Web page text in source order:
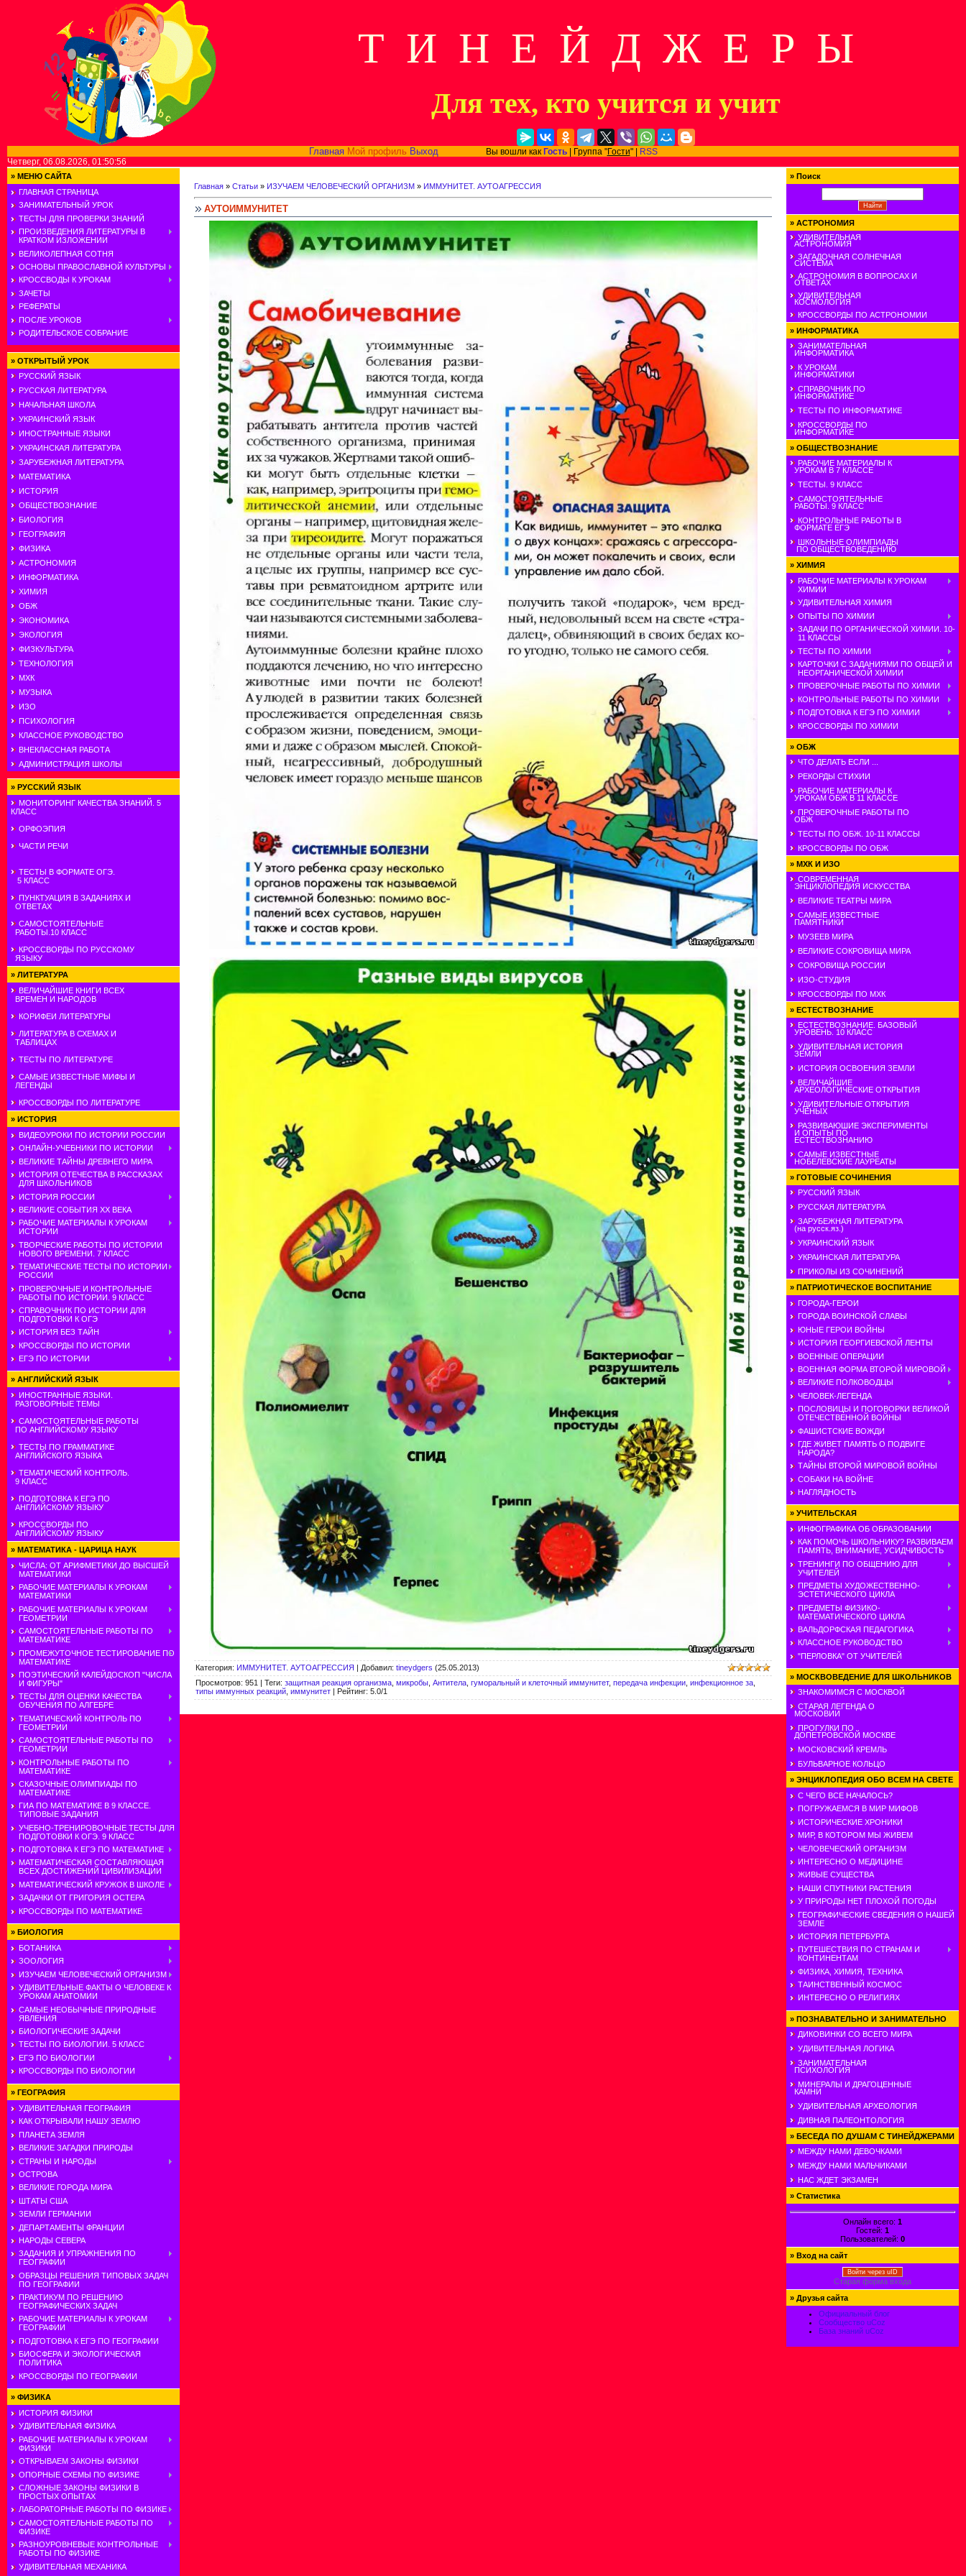
Т И Н Е Й Д Ж Е Р Ы
Для тех, кто учится и учит
Главная Мой профиль ВыходВы вошли как Гость| Группа "Гости" |
RSS
Четверг, 06.08.2026, 01:50:56
» МЕНЮ САЙТА
ГЛАВНАЯ СТРАНИЦА
ЗАНИМАТЕЛЬНЫЙ УРОК
ТЕСТЫ ДЛЯ ПРОВЕРКИ ЗНАНИЙ
ПРОИЗВЕДЕНИЯ ЛИТЕРАТУРЫ В
КРАТКОМ ИЗЛОЖЕНИИ
ВЕЛИКОЛЕПНАЯ СОТНЯ
ОСНОВЫ ПРАВОСЛАВНОЙ КУЛЬТУРЫ
КРОССВОДЫ К УРОКАМ
ЗАЧЕТЫ
РЕФЕРАТЫ
ПОСЛЕ УРОКОВ
РОДИТЕЛЬСКОЕ СОБРАНИЕ
» ОТКРЫТЫЙ УРОК
РУССКИЙ ЯЗЫК
РУССКАЯ ЛИТЕРАТУРА
НАЧАЛЬНАЯ ШКОЛА
УКРАИНСКИЙ ЯЗЫК
ИНОСТРАННЫЕ ЯЗЫКИ
УКРАИНСКАЯ ЛИТЕРАТУРА
ЗАРУБЕЖНАЯ ЛИТЕРАТУРА
МАТЕМАТИКА
ИСТОРИЯ
ОБЩЕСТВОЗНАНИЕ
БИОЛОГИЯ
ГЕОГРАФИЯ
ФИЗИКА
АСТРОНОМИЯ
ИНФОРМАТИКА
ХИМИЯ
ОБЖ
ЭКОНОМИКА
ЭКОЛОГИЯ
ФИЗКУЛЬТУРА
ТЕХНОЛОГИЯ
МХК
МУЗЫКА
ИЗО
ПСИХОЛОГИЯ
КЛАССНОЕ РУКОВОДСТВО
ВНЕКЛАССНАЯ РАБОТА
АДМИНИСТРАЦИЯ ШКОЛЫ
» РУССКИЙ ЯЗЫК
МОНИТОРИНГ КАЧЕСТВА ЗНАНИЙ. 5
КЛАСС
ОРФОЭПИЯ
ЧАСТИ РЕЧИ
ТЕСТЫ В ФОРМАТЕ ОГЭ.
5 КЛАСС
ПУНКТУАЦИЯ В ЗАДАНИЯХ И
ОТВЕТАХ
САМОСТОЯТЕЛЬНЫЕ
РАБОТЫ.10 КЛАСС
КРОССВОРДЫ ПО РУССКОМУ
ЯЗЫКУ
» ЛИТЕРАТУРА
ВЕЛИЧАЙШИЕ КНИГИ ВСЕХ
ВРЕМЕН И НАРОДОВ
КОРИФЕИ ЛИТЕРАТУРЫ
ЛИТЕРАТУРА В СХЕМАХ И
ТАБЛИЦАХ
ТЕСТЫ ПО ЛИТЕРАТУРЕ
САМЫЕ ИЗВЕСТНЫЕ МИФЫ И
ЛЕГЕНДЫ
КРОССВОРДЫ ПО ЛИТЕРАТУРЕ
» ИСТОРИЯ
ВИДЕОУРОКИ ПО ИСТОРИИ РОССИИ
ОНЛАЙН-УЧЕБНИКИ ПО ИСТОРИИ
ВЕЛИКИЕ ТАЙНЫ ДРЕВНЕГО МИРА
ИСТОРИЯ ОТЕЧЕСТВА В РАССКАЗАХ
ДЛЯ ШКОЛЬНИКОВ
ИСТОРИЯ РОССИИ
ВЕЛИКИЕ СОБЫТИЯ ХХ ВЕКА
РАБОЧИЕ МАТЕРИАЛЫ К УРОКАМ
ИСТОРИИ
ТВОРЧЕСКИЕ РАБОТЫ ПО ИСТОРИИ
НОВОГО ВРЕМЕНИ. 7 КЛАСС
ТЕМАТИЧЕСКИЕ ТЕСТЫ ПО ИСТОРИИ
РОССИИ
ПРОВЕРОЧНЫЕ И КОНТРОЛЬНЫЕ
РАБОТЫ ПО ИСТОРИИ. 9 КЛАСС
СПРАВОЧНИК ПО ИСТОРИИ ДЛЯ
ПОДГОТОВКИ К ОГЭ
ИСТОРИЯ БЕЗ ТАЙН
КРОССВОРДЫ ПО ИСТОРИИ
ЕГЭ ПО ИСТОРИИ
» АНГЛИЙСКИЙ ЯЗЫК
ИНОСТРАННЫЕ ЯЗЫКИ.
РАЗГОВОРНЫЕ ТЕМЫ
САМОСТОЯТЕЛЬНЫЕ РАБОТЫ
ПО АНГЛИЙСКОМУ ЯЗЫКУ
ТЕСТЫ ПО ГРАММАТИКЕ
АНГЛИЙСКОГО ЯЗЫКА
ТЕМАТИЧЕСКИЙ КОНТРОЛЬ.
9 КЛАСС
ПОДГОТОВКА К ЕГЭ ПО
АНГЛИЙСКОМУ ЯЗЫКУ
КРОССВОРДЫ ПО
АНГЛИЙСКОМУ ЯЗЫКУ
» МАТЕМАТИКА - ЦАРИЦА НАУК
ЧИСЛА: ОТ АРИФМЕТИКИ ДО ВЫСШЕЙ
МАТЕМАТИКИ
РАБОЧИЕ МАТЕРИАЛЫ К УРОКАМ
МАТЕМАТИКИ
РАБОЧИЕ МАТЕРИАЛЫ К УРОКАМ
ГЕОМЕТРИИ
САМОСТОЯТЕЛЬНЫЕ РАБОТЫ ПО
МАТЕМАТИКЕ
ПРОМЕЖУТОЧНОЕ ТЕСТИРОВАНИЕ ПО
МАТЕМАТИКЕ
ПОЭТИЧЕСКИЙ КАЛЕЙДОСКОП "ЧИСЛА
И ФИГУРЫ"
ТЕСТЫ ДЛЯ ОЦЕНКИ КАЧЕСТВА
ОБУЧЕНИЯ ПО АЛГЕБРЕ
ТЕМАТИЧЕСКИЙ КОНТРОЛЬ ПО
ГЕОМЕТРИИ
САМОСТОЯТЕЛЬНЫЕ РАБОТЫ ПО
ГЕОМЕТРИИ
КОНТРОЛЬНЫЕ РАБОТЫ ПО
МАТЕМАТИКЕ
СКАЗОЧНЫЕ ОЛИМПИАДЫ ПО
МАТЕМАТИКЕ
ГИА ПО МАТЕМАТИКЕ В 9 КЛАССЕ.
ТИПОВЫЕ ЗАДАНИЯ
УЧЕБНО-ТРЕНИРОВОЧНЫЕ ТЕСТЫ ДЛЯ
ПОДГОТОВКИ К ОГЭ. 9 КЛАСС
ПОДГОТОВКА К ЕГЭ ПО МАТЕМАТИКЕ
МАТЕМАТИЧЕСКАЯ СОСТАВЛЯЮЩАЯ
ВСЕХ ДОСТИЖЕНИЙ ЦИВИЛИЗАЦИИ
МАТЕМАТИЧЕСКИЙ КРУЖОК В ШКОЛЕ
ЗАДАЧКИ ОТ ГРИГОРИЯ ОСТЕРА
КРОССВОРДЫ ПО МАТЕМАТИКЕ
» БИОЛОГИЯ
БОТАНИКА
ЗООЛОГИЯ
ИЗУЧАЕМ ЧЕЛОВЕЧЕСКИЙ ОРГАНИЗМ
УДИВИТЕЛЬНЫЕ ФАКТЫ О ЧЕЛОВЕКЕ К
УРОКАМ АНАТОМИИ
САМЫЕ НЕОБЫЧНЫЕ ПРИРОДНЫЕ
ЯВЛЕНИЯ
БИОЛОГИЧЕСКИЕ ЗАДАЧИ
ТЕСТЫ ПО БИОЛОГИИ. 5 КЛАСС
ЕГЭ ПО БИОЛОГИИ
КРОССВОРДЫ ПО БИОЛОГИИ
» ГЕОГРАФИЯ
УДИВИТЕЛЬНАЯ ГЕОГРАФИЯ
КАК ОТКРЫВАЛИ НАШУ ЗЕМЛЮ
ПЛАНЕТА ЗЕМЛЯ
ВЕЛИКИЕ ЗАГАДКИ ПРИРОДЫ
СТРАНЫ И НАРОДЫ
ОСТРОВА
ВЕЛИКИЕ ГОРОДА МИРА
ШТАТЫ США
ЗЕМЛИ ГЕРМАНИИ
ДЕПАРТАМЕНТЫ ФРАНЦИИ
НАРОДЫ СЕВЕРА
ЗАДАНИЯ И УПРАЖНЕНИЯ ПО
ГЕОГРАФИИ
ОБРАЗЦЫ РЕШЕНИЯ ТИПОВЫХ ЗАДАЧ
ПО ГЕОГРАФИИ
ПРАКТИКУМ ПО РЕШЕНИЮ
ГЕОГРАФИЧЕСКИХ ЗАДАЧ
РАБОЧИЕ МАТЕРИАЛЫ К УРОКАМ
ГЕОГРАФИИ
ПОДГОТОВКА К ЕГЭ ПО ГЕОГРАФИИ
БИОСФЕРА И ЭКОЛОГИЧЕСКАЯ
ПОЛИТИКА
КРОССВОРДЫ ПО ГЕОГРАФИИ
» ФИЗИКА
ИСТОРИЯ ФИЗИКИ
УДИВИТЕЛЬНАЯ ФИЗИКА
РАБОЧИЕ МАТЕРИАЛЫ К УРОКАМ
ФИЗИКИ
ОТКРЫВАЕМ ЗАКОНЫ ФИЗИКИ
ОПОРНЫЕ СХЕМЫ ПО ФИЗИКЕ
СЛОЖНЫЕ ЗАКОНЫ ФИЗИКИ В
ПРОСТЫХ ОПЫТАХ
ЛАБОРАТОРНЫЕ РАБОТЫ ПО ФИЗИКЕ
САМОСТОЯТЕЛЬНЫЕ РАБОТЫ ПО
ФИЗИКЕ
РАЗНОУРОВНЕВЫЕ КОНТРОЛЬНЫЕ
РАБОТЫ ПО ФИЗИКЕ
УДИВИТЕЛЬНАЯ МЕХАНИКА
Главная » Статьи » ИЗУЧАЕМ ЧЕЛОВЕЧЕСКИЙ ОРГАНИЗМ » ИММУНИТЕТ. АУТОАГРЕССИЯ
АУТОИММУНИТЕТ
Категория: ИММУНИТЕТ. АУТОАГРЕССИЯ | Добавил: tineydgers (25.05.2013)
Просмотров: 951 | Теги: защитная реакция организма микробы Антитела гуморальный и клеточный иммунитет, передача инфекции инфекционное за
типы иммунных реакций иммунитет | Рейтинг: 5.0/1
» Поиск
» АСТРОНОМИЯ
УДИВИТЕЛЬНАЯ
АСТРОНОМИЯ
ЗАГАДОЧНАЯ СОЛНЕЧНАЯ
СИСТЕМА
АСТРОНОМИЯ В ВОПРОСАХ И
ОТВЕТАХ
УДИВИТЕЛЬНАЯ
КОСМОЛОГИЯ
КРОССВОРДЫ ПО АСТРОНОМИИ
» ИНФОРМАТИКА
ЗАНИМАТЕЛЬНАЯ
ИНФОРМАТИКА
К УРОКАМ
ИНФОРМАТИКИ
СПРАВОЧНИК ПО
ИНФОРМАТИКЕ
ТЕСТЫ ПО ИНФОРМАТИКЕ
КРОССВОРДЫ ПО
ИНФОРМАТИКЕ
» ОБЩЕСТВОЗНАНИЕ
РАБОЧИЕ МАТЕРИАЛЫ К
УРОКАМ В 7 КЛАССЕ
ТЕСТЫ. 9 КЛАСС
САМОСТОЯТЕЛЬНЫЕ
РАБОТЫ. 9 КЛАСС
КОНТРОЛЬНЫЕ РАБОТЫ В
ФОРМАТЕ ЕГЭ
ШКОЛЬНЫЕ ОЛИМПИАДЫ
ПО ОБЩЕСТВОВЕДЕНИЮ
» ХИМИЯ
РАБОЧИЕ МАТЕРИАЛЫ К УРОКАМ
ХИМИИ
УДИВИТЕЛЬНАЯ ХИМИЯ
ОПЫТЫ ПО ХИМИИ
ЗАДАЧИ ПО ОРГАНИЧЕСКОЙ ХИМИИ. 10-
11 КЛАССЫ
ТЕСТЫ ПО ХИМИИ
КАРТОЧКИ С ЗАДАНИЯМИ ПО ОБЩЕЙ И
НЕОРГАНИЧЕСКОЙ ХИМИИ
ПРОВЕРОЧНЫЕ РАБОТЫ ПО ХИМИИ
КОНТРОЛЬНЫЕ РАБОТЫ ПО ХИМИИ
ПОДГОТОВКА К ЕГЭ ПО ХИМИИ
КРОССВОРДЫ ПО ХИМИИ
» ОБЖ
ЧТО ДЕЛАТЬ ЕСЛИ ...
РЕКОРДЫ СТИХИИ
РАБОЧИЕ МАТЕРИАЛЫ К
УРОКАМ ОБЖ В 11 КЛАССЕ
ПРОВЕРОЧНЫЕ РАБОТЫ ПО
ОБЖ
ТЕСТЫ ПО ОБЖ. 10-11 КЛАССЫ
КРОССВОРДЫ ПО ОБЖ
» МХК И ИЗО
СОВРЕМЕННАЯ
ЭНЦИКЛОПЕДИЯ ИСКУССТВА
ВЕЛИКИЕ ТЕАТРЫ МИРА
САМЫЕ ИЗВЕСТНЫЕ
ПАМЯТНИКИ
МУЗЕЕВ МИРА
ВЕЛИКИЕ СОКРОВИЩА МИРА
СОКРОВИЩА РОССИИ
ИЗО-СТУДИЯ
КРОССВОРДЫ ПО МХК
» ЕСТЕСТВОЗНАНИЕ
ЕСТЕСТВОЗНАНИЕ. БАЗОВЫЙ
УРОВЕНЬ. 10 КЛАСС
УДИВИТЕЛЬНАЯ ИСТОРИЯ
ЗЕМЛИ
ИСТОРИЯ ОСВОЕНИЯ ЗЕМЛИ
ВЕЛИЧАЙШИЕ
АРХЕОЛОГИЧЕСКИЕ ОТКРЫТИЯ
УДИВИТЕЛЬНЫЕ ОТКРЫТИЯ
УЧЕНЫХ
РАЗВИВАЮШИЕ ЭКСПЕРИМЕНТЫ
И ОПЫТЫ ПО
ЕСТЕСТВОЗНАНИЮ
САМЫЕ ИЗВЕСТНЫЕ
НОБЕЛЕВСКИЕ ЛАУРЕАТЫ
» ГОТОВЫЕ СОЧИНЕНИЯ
РУССКИЙ ЯЗЫК
РУССКАЯ ЛИТЕРАТУРА
ЗАРУБЕЖНАЯ ЛИТЕРАТУРА
(на русск.яз.)
УКРАИНСКИЙ ЯЗЫК
УКРАИНСКАЯ ЛИТЕРАТУРА
ПРИКОЛЫ ИЗ СОЧИНЕНИЙ
» ПАТРИОТИЧЕСКОЕ ВОСПИТАНИЕ
ГОРОДА-ГЕРОИ
ГОРОДА ВОИНСКОЙ СЛАВЫ
ЮНЫЕ ГЕРОИ ВОЙНЫ
ИСТОРИЯ ГЕОРГИЕВСКОЙ ЛЕНТЫ
ВОЕННЫЕ ОПЕРАЦИИ
ВОЕННАЯ ФОРМА ВТОРОЙ МИРОВОЙ
ВЕЛИКИЕ ПОЛКОВОДЦЫ
ЧЕЛОВЕК-ЛЕГЕНДА
ПОСЛОВИЦЫ И ПОГОВОРКИ ВЕЛИКОЙ
ОТЕЧЕСТВЕННОЙ ВОЙНЫ
ФАШИСТСКИЕ ВОЖДИ
ГДЕ ЖИВЕТ ПАМЯТЬ О ПОДВИГЕ
НАРОДА?
ТАЙНЫ ВТОРОЙ МИРОВОЙ ВОЙНЫ
СОБАКИ НА ВОЙНЕ
НАГЛЯДНОСТЬ
» УЧИТЕЛЬСКАЯ
ИНФОГРАФИКА ОБ ОБРАЗОВАНИИ
КАК ПОМОЧЬ ШКОЛЬНИКУ? РАЗВИВАЕМ
ПАМЯТЬ, ВНИМАНИЕ, УСИДЧИВОСТЬ
ТРЕНИНГИ ПО ОБЩЕНИЮ ДЛЯ
УЧИТЕЛЕЙ
ПРЕДМЕТЫ ХУДОЖЕСТВЕННО-
ЭСТЕТИЧЕСКОГО ЦИКЛА
ПРЕДМЕТЫ ФИЗИКО-
МАТЕМАТИЧЕСКОГО ЦИКЛА
ВАЛЬДОРФСКАЯ ПЕДАГОГИКА
КЛАССНОЕ РУКОВОДСТВО
"ПЕРЛОВКА" ОТ УЧИТЕЛЕЙ
» МОСКВОВЕДЕНИЕ ДЛЯ ШКОЛЬНИКОВ
ЗНАКОМИМСЯ С МОСКВОЙ
СТАРАЯ ЛЕГЕНДА О
МОСКОВИИ
ПРОГУЛКИ ПО
ДОПЕТРОВСКОЙ МОСКВЕ
МОСКОВСКИЙ КРЕМЛЬ
БУЛЬВАРНОЕ КОЛЬЦО
» ЭНЦИКЛОПЕДИЯ ОБО ВСЕМ НА СВЕТЕ
С ЧЕГО ВСЕ НАЧАЛОСЬ?
ПОГРУЖАЕМСЯ В МИР МИФОВ
ИСТОРИЧЕСКИЕ ХРОНИКИ
МИР, В КОТОРОМ МЫ ЖИВЕМ
ЧЕЛОВЕЧЕСКИЙ ОРГАНИЗМ
ИНТЕРЕСНО О МЕДИЦИНЕ
ЖИВЫЕ СУЩЕСТВА
НАШИ СПУТНИКИ РАСТЕНИЯ
У ПРИРОДЫ НЕТ ПЛОХОЙ ПОГОДЫ
ГЕОГРАФИЧЕСКИЕ СВЕДЕНИЯ О НАШЕЙ
ЗЕМЛЕ
ИСТОРИЯ ПЕТЕРБУРГА
ПУТЕШЕСТВИЯ ПО СТРАНАМ И
КОНТИНЕНТАМ
ФИЗИКА, ХИМИЯ, ТЕХНИКА
ТАИНСТВЕННЫЙ КОСМОС
ИНТЕРЕСНО О РЕЛИГИЯХ
» ПОЗНАВАТЕЛЬНО И ЗАНИМАТЕЛЬНО
ДИКОВИНКИ СО ВСЕГО МИРА
УДИВИТЕЛЬНАЯ ЛОГИКА
ЗАНИМАТЕЛЬНАЯ
ПСИХОЛОГИЯ
МИНЕРАЛЫ И ДРАГОЦЕННЫЕ
КАМНИ
УДИВИТЕЛЬНАЯ АРХЕОЛОГИЯ
ДИВНАЯ ПАЛЕОНТОЛОГИЯ
» БЕСЕДА ПО ДУШАМ С ТИНЕЙДЖЕРАМИ
МЕЖДУ НАМИ ДЕВОЧКАМИ
МЕЖДУ НАМИ МАЛЬЧИКАМИ
НАС ЖДЕТ ЭКЗАМЕН
» Статистика
Онлайн всего: 1
Гостей: 1
Пользователей: 0
» Вход на сайт
Войти через uID
Старая форма входа
» Друзья сайта
Официальный блог
Сообщество uCoz
База знаний uCoz